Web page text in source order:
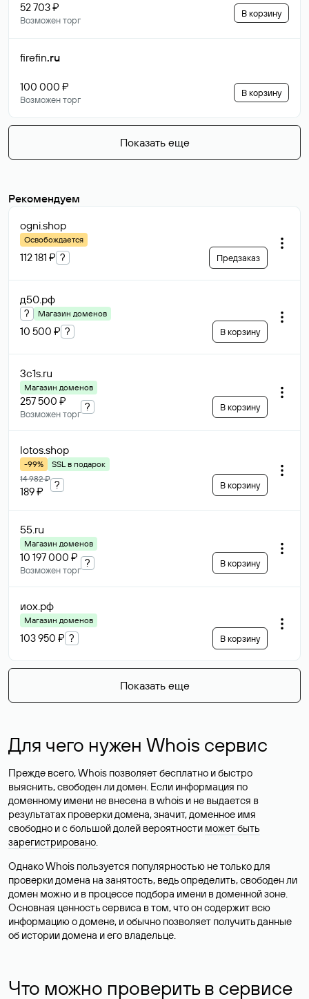
52 703 ₽
Возможен торг
В корзину
firefin.ru
100 000 ₽
Возможен торг
В корзину
Показать еще
Рекомендуем
ogni.shop
Освобождается
112 181 ₽ ? Предзаказ
д50.рф
? Магазин доменов
10 500 ₽ ? В корзину
3c1s.ru
Магазин доменов
257 500 ₽
Возможен торг
? В корзину
lotos.shop
-99%
SSL в подарок
14 982 ₽
189 ₽
? В корзину
55.ru
Магазин доменов
10 197 000 ₽
Возможен торг
? В корзину
иох.рф
Магазин доменов
103 950 ₽ ? В корзину
Показать еще
Для чего нужен Whois сервис
Прежде всего, Whois позволяет бесплатно и быстро
выяснить, свободен ли домен. Если информация по
доменному имени не внесена в whois и не выдается в
результатах проверки домена, значит, доменное имя
свободно и с большой долей вероятности может быть
зарегистрировано.
Однако Whois пользуется популярностью не только для
проверки домена на занятость, ведь определить, свободен ли
домен можно и в процессе подбора имени в доменной зоне.
Основная ценность сервиса в том, что он содержит всю
информацию о домене, и обычно позволяет получить данные
об истории домена и его владельце.
Что можно проверить в сервисе